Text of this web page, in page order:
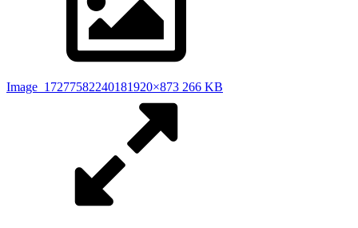
Image_17277582240181920×873 266 KB